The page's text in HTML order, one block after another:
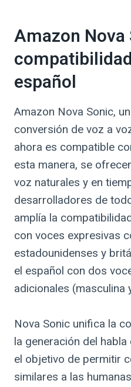
Amazon
español
Amazon Nova Sonic,
conversión de voz a
ahora es compatible
esta manera, se
voz naturales y en
desarrolladores de
amplía la
con voces expresivas
estadounidenses y
el español con dos
adicionales (masculina
Nova Sonic unifica la
la generación del
el objetivo de permitir
similares a las